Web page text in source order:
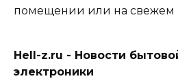
помещении или на свежем
Hell-z.ru - Новости
электроники